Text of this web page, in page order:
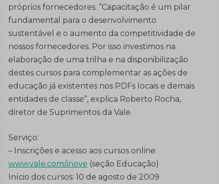
próprios fornecedores. “Capacitação é um pilar
fundamental para o desenvolvimento
sustentável e o aumento da competitividade de
nossos fornecedores. Por isso investimos na
elaboração de uma trilha e na disponibilização
destes cursos para complementar as ações de
educação já existentes nos PDFs locais e demais
entidades de classe”, explica Roberto Rocha,
diretor de Suprimentos da Vale.
Serviço:
– Inscrições e acesso aos cursos online:
www.vale.com/inove (seção Educação)
Início dos cursos: 10 de agosto de 2009